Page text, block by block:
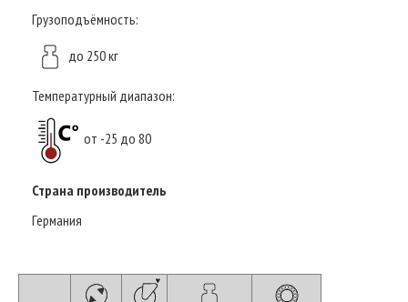
Грузоподъёмность:
до 250 кг
Температурный диапазон:
от -25 до 80
Страна производитель
Германия